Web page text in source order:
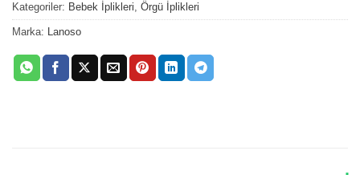
Kategoriler: Bebek İplikleri, Örgü İplikleri
Marka: Lanoso